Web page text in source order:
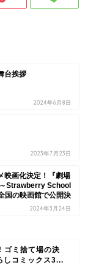
台挨拶
2024年6月8日
2023年7月23日
映画化決定！『劇場
Strawberry School
国の映画館で公開決
2024年3月24日
ゴミ捨て場の決
しコミックス3...